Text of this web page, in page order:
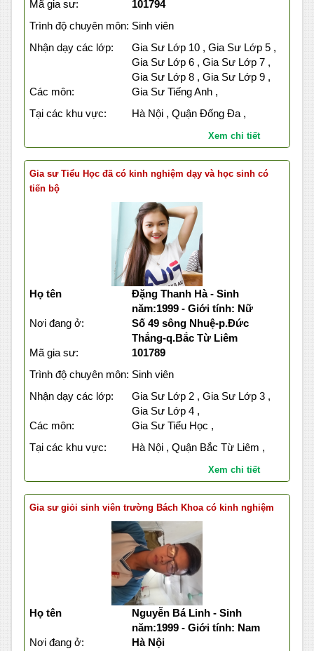
Mã gia sư:
101794
Trình độ chuyên môn: Sinh viên
Nhận dạy các lớp:
Gia Sư Lớp 10 , Gia Sư Lớp 5 ,
Gia Sư Lớp 6 , Gia Sư Lớp 7 ,
Gia Sư Lớp 8 , Gia Sư Lớp 9 ,
Các môn:
Gia Sư Tiếng Anh ,
Tại các khu vực:
Hà Nội , Quận Đống Đa ,
Xem chi tiết
Gia sư Tiểu Học đã có kinh nghiệm dạy và học sinh có
tiến bộ
Họ tên
Đặng Thanh Hà - Sinh
năm:1999 - Giới tính: Nữ
Nơi đang ở:
Số 49 sông Nhuệ-p.Đức
Thắng-q.Bắc Từ Liêm
Mã gia sư:
101789
Trình độ chuyên môn: Sinh viên
Nhận dạy các lớp:
Gia Sư Lớp 2 , Gia Sư Lớp 3 ,
Gia Sư Lớp 4 ,
Các môn:
Gia Sư Tiểu Học ,
Tại các khu vực:
Hà Nội , Quận Bắc Từ Liêm ,
Xem chi tiết
Gia sư giỏi sinh viên trường Bách Khoa có kinh nghiệm
Họ tên
Nguyễn Bá Linh - Sinh
năm:1999 - Giới tính: Nam
Nơi đang ở:
Hà Nội